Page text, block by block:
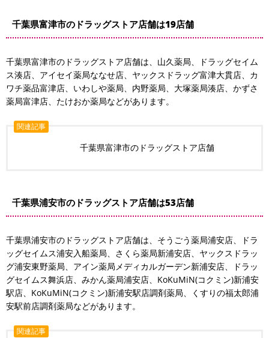
千葉県富津市のドラッグストア店舗は19店舗
千葉県富津市のドラッグストア店舗は、山久薬局、ドラッグセイム
ス湊店、アイセイ薬局ななせ店、ヤックスドラッグ富津大貫店、カ
ワチ薬品富津店、いわしや薬局、内野薬局、大塚薬局湊店、かずさ
薬局富津店、たけおか薬局などがあります。
関連記事
千葉県富津市のドラッグストア店舗
千葉県浦安市のドラッグストア店舗は53店舗
千葉県浦安市のドラッグストア店舗は、そうごう薬局浦安店、ドラ
ッグセイムス浦安入船薬局、さくら薬局新浦安店、ヤックスドラッ
グ浦安東野薬局、アイン薬局メディカルガーデン新浦安店、ドラッ
グセイムス舞浜店、みかん薬局浦安店、KoKuMiN(コクミン)新浦安
駅店、KoKuMiN(コクミン)新浦安駅店調剤薬局、くすりの福太郎浦
安駅前店調剤薬局などがあります。
関連記事